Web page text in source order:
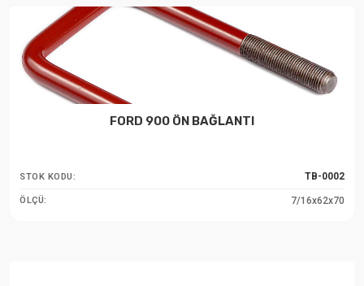
FORD 900 ÖN BAĞLANTI
STOK KODU: TB-0002
ÖLÇÜ: 7/16x62x70